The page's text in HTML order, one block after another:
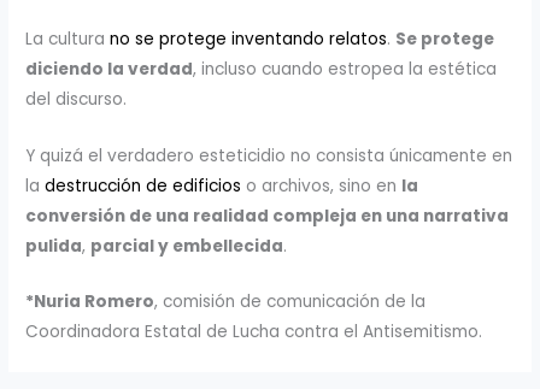
La culturano se protege inventando relatos. Se protege
diciendo la verdad, incluso cuando estropea la estética
del discurso.
Y quizá el verdadero esteticidio no consista únicamente en
ladestrucción de edificios o archivos, sino en la
conversión de una realidad compleja en una narrativa
pulida, parcial y embellecida.
*Nuria Romero, comisión de comunicación de la
Coordinadora Estatal de Lucha contra el Antisemitismo.